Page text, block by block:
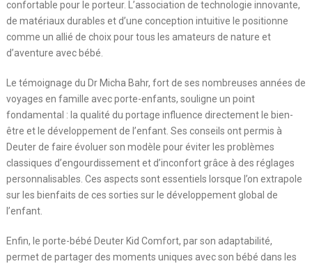
confortable pour le porteur. L’association de technologie innovante,
de matériaux durables et d’une conception intuitive le positionne
comme un allié de choix pour tous les amateurs de nature et
d’aventure avec bébé.
Le témoignage du Dr Micha Bahr, fort de ses nombreuses années de
voyages en famille avec porte-enfants, souligne un point
fondamental : la qualité du portage influence directement le bien-
être et le développement de l’enfant. Ses conseils ont permis à
Deuter de faire évoluer son modèle pour éviter les problèmes
classiques d’engourdissement et d’inconfort grâce à des réglages
personnalisables. Ces aspects sont essentiels lorsque l’on extrapole
sur les bienfaits de ces sorties sur le développement global de
l’enfant.
Enfin, le porte-bébé Deuter Kid Comfort, par son adaptabilité,
permet de partager des moments uniques avec son bébé dans les